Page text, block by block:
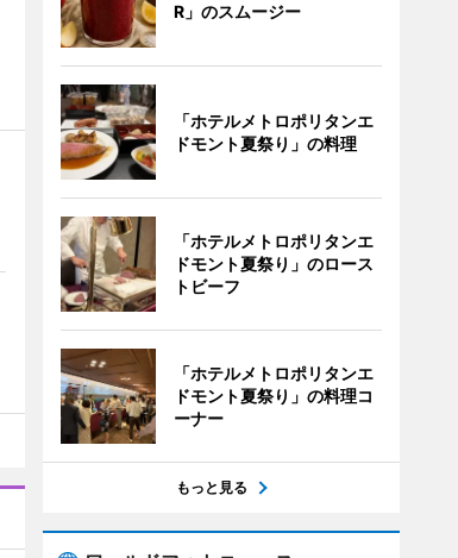
R」のスムージー
「ホテルメトロポリタンエ
ドモント夏祭り」の料理
「ホテルメトロポリタンエ
ドモント夏祭り」のロース
トビーフ
「ホテルメトロポリタンエ
ドモント夏祭り」の料理コ
ーナー
もっと見る